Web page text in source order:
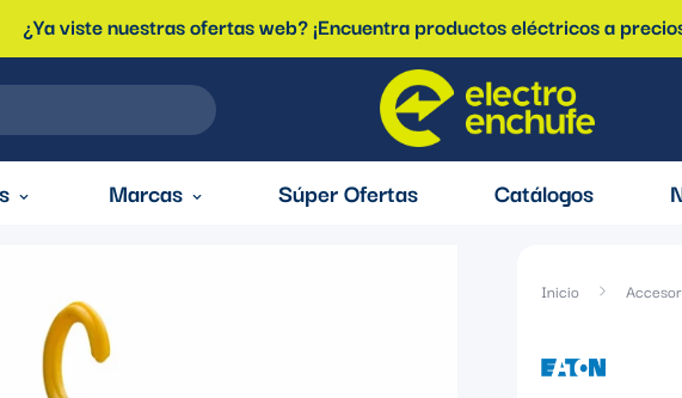
¿Ya viste nuestras ofertas web? ¡Encuentra productos eléctricos a
Marcas Súper Ofertas Catálogos
Inicio